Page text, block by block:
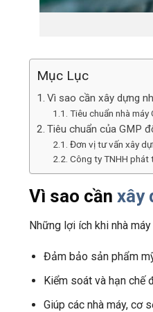
Mục Lục
Vì sao cần xây dựng
Tiêu chuẩn nhà
Tiêu chuẩn của GMP
Đơn vị tư vấn xây
Công ty TNHH phát
Vì sao cần xây
Những lợi ích khi nhà
Đảm bảo sản phẩm
Kiểm soát và hạn chế
Giúp các nhà máy, cơ